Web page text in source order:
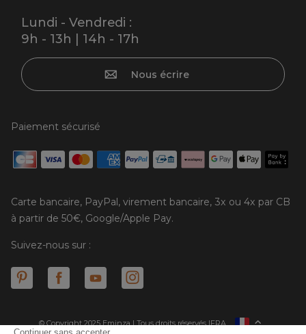
Lundi - Vendredi :
9h - 13h | 14h - 17h
Nous écrire
Paiement sécurisé
Carte bancaire, PayPal, virement bancaire, 3x ou 4x par CB
à partir de 50€, Google/Apple Pay.
Suivez-nous sur :
© Copyright 2025 Eminza | Tous droits réservés |
ESPAÑAFRA